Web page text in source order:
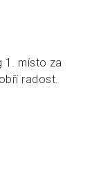
1. místo za
radost.